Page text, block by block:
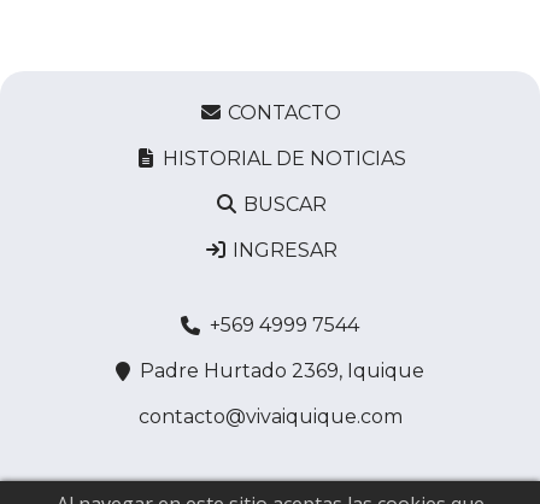
CONTACTO
HISTORIAL DE NOTICIAS
BUSCAR
INGRESAR
+569 4999 7544
Padre Hurtado 2369, Iquique
contacto@vivaiquique.com